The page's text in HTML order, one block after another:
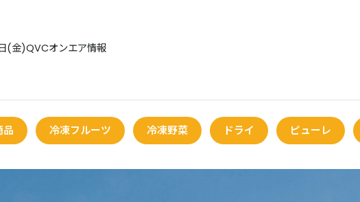
(金)QVCオンエア情報
品 冷凍フルーツ 冷凍野菜 ドライ ピューレ